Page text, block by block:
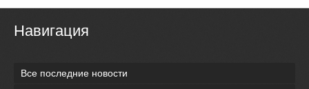
Навигация
Все последние новости